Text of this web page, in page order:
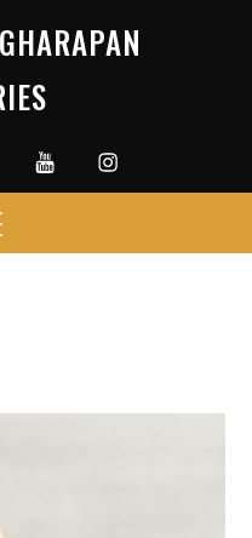
YoutubeInstagram